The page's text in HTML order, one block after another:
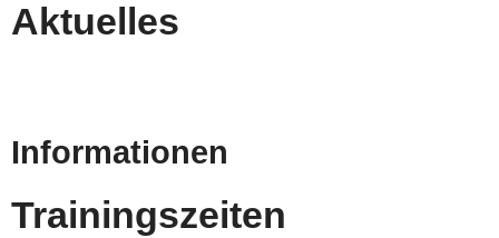
Aktuelles
Informationen
Trainingszeiten